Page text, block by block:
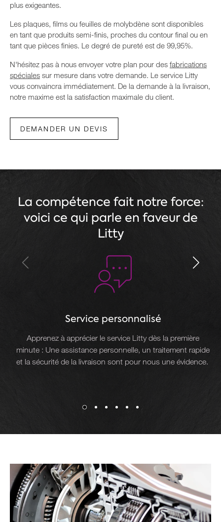
plus exigeantes.
Les plaques, films ou feuilles de molybdène sont disponibles
en tant que produits semi-finis, proches du contour final ou en
tant que pièces finies. Le degré de pureté est de 99,95%.
N'hésitez pas à nous envoyer votre plan pour des fabrications
spéciales sur mesure dans votre demande. Le service Litty
vous convaincra immédiatement. De la demande à la livraison,
notre maxime est la satisfaction maximale du client.
DEMANDER UN DEVIS
La compétence fait notre force:
voici ce qui parle en faveur de
Litty
Service personnalisé
Apprenez à apprécier le service Litty dès la première
minute : Une assistance personnelle, un traitement rapide
et la sécurité de la livraison sont pour nous une évidence.